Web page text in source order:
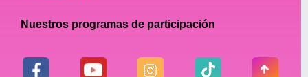
Nuestros programas de participación